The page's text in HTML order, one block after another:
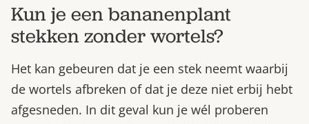
Kun je een bananenplant
stekken zonder wortels?
Het kan gebeuren dat je een stek neemt waarbij
de wortels afbreken of dat je deze niet erbij hebt
afgesneden. In dit geval kun je wél proberen